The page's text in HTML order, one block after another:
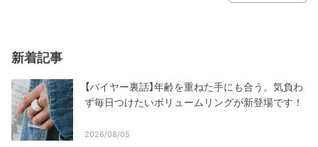
新着記事
【バイヤー裏話】年齢を重ねた手にも合う。気負わ
ず毎日つけたいボリュームリングが新登場です！
2026/08/05